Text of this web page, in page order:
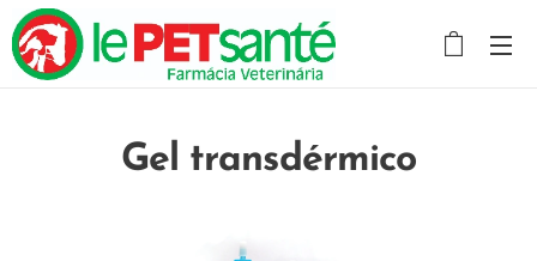
Gel transdérmico